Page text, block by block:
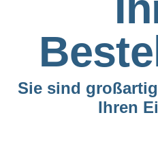
Sie sind
Ihren